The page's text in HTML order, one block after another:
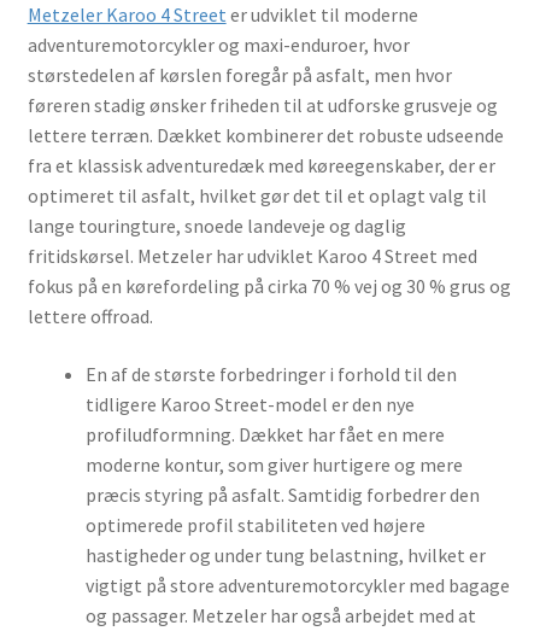
Metzeler Karoo 4 Street er udviklet til moderne
adventuremotorcykler og maxi-enduroer, hvor
størstedelen af kørslen foregår på asfalt, men hvor
føreren stadig ønsker friheden til at udforske grusveje og
lettere terræn. Dækket kombinerer det robuste udseende
fra et klassisk adventuredæk med køreegenskaber, der er
optimeret til asfalt, hvilket gør det til et oplagt valg til
lange touringture, snoede landeveje og daglig
fritidskørsel. Metzeler har udviklet Karoo 4 Street med
fokus på en kørefordeling på cirka 70 % vej og 30 % grus og
lettere offroad.
En af de største forbedringer i forhold til den
tidligere Karoo Street-model er den nye
profiludformning. Dækket har fået en mere
moderne kontur, som giver hurtigere og mere
præcis styring på asfalt. Samtidig forbedrer den
optimerede profil stabiliteten ved højere
hastigheder og under tung belastning, hvilket er
vigtigt på store adventuremotorcykler med bagage
og passager. Metzeler har også arbejdet med at